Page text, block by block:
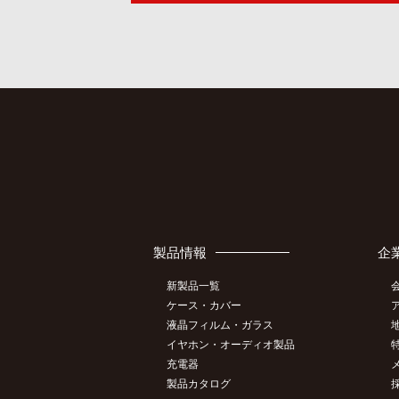
製品情報
新製品一覧
ケース・カバー
液晶フィルム・ガラス
イヤホン・オーディオ製品
充電器
製品カタログ
企